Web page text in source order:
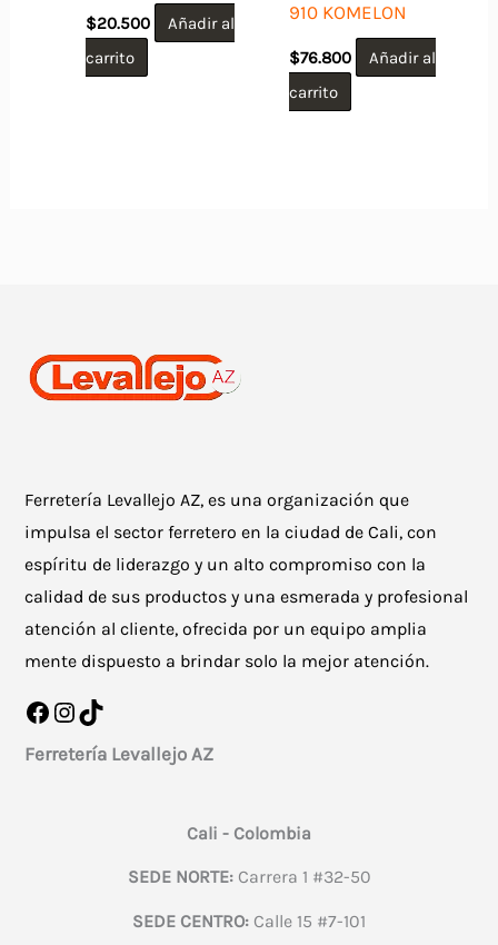
$20.500
Añadir al
carrito
910 KOMELON
$76.800
Añadir al
carrito
Ferretería Levallejo AZ, es una organización que
impulsa el sector ferretero en la ciudad de Cali, con
espíritu de liderazgo y un alto compromiso con la
calidad de sus productos y una esmerada y profesional
atención al cliente, ofrecida por un equipo amplia
mente dispuesto a brindar solo la mejor atención.
Facebook
Instagram
TikTok
Ferretería Levallejo AZ
Cali - Colombia
SEDE NORTE:Carrera 1 #32-50
SEDE CENTRO: Calle 15 #7-101